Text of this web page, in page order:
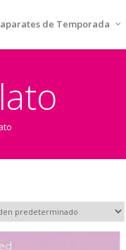
de Temporada